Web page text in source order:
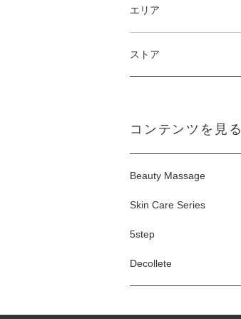
エリア
ストア
コンテンツを見る
Beauty Massage
Skin Care Series
5step
Decollete